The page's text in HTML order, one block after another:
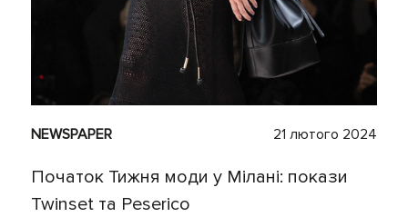
NEWSPAPER 21 лютого 2024
Початок Тижня моди у Мілані: покази
Twinset та Peserico